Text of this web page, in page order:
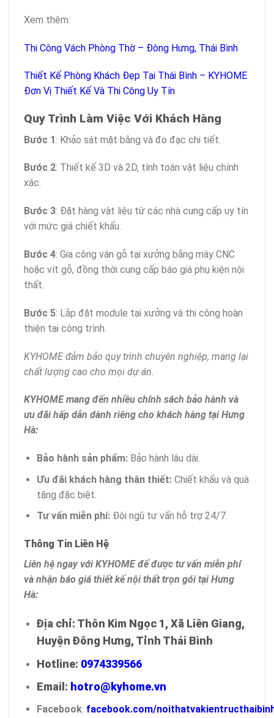
Xem thêm:
Thi Công Vách Phòng Thờ – Đông Hưng, Thái Bình
Thiết Kế Phòng Khách Đẹp Tại Thái Bình – KYHOME
Đơn Vị Thiết Kế Và Thi Công Uy Tín
Quy Trình Làm Việc Với Khách Hàng
Bước 1: Khảo sát mặt bằng và đo đạc chi tiết.
Bước 2: Thiết kế 3D và 2D, tính toán vật liệu chính
xác.
Bước 3: Đặt hàng vật liệu từ các nhà cung cấp uy tín
với mức giá chiết khấu.
Bước 4: Gia công ván gỗ tại xưởng bằng máy CNC
hoặc vít gỗ, đồng thời cung cấp báo giá phụ kiện nội
thất.
Bước 5: Lắp đặt module tại xưởng và thi công hoàn
thiện tại công trình.
KYHOME đảm bảo quy trình chuyên nghiệp, mang lại
chất lượng cao cho mọi dự án.
KYHOME mang đến nhiều chính sách bảo hành và
ưu đãi hấp dẫn dành riêng cho khách hàng tại Hưng
Hà:
Bảo hành sản phẩm:Bảo hành lâu dài.
Ưu đãi khách hàng thân thiết:Chiết khấu và quà
tặng đặc biệt.
Tư vấn miễn phí:Đội ngũ tư vấn hỗ trợ 24/7.
Thông Tin Liên Hệ
Liên hệ ngay với KYHOME để được tư vấn miễn phí
và nhận báo giá thiết kế nội thất trọn gói tại Hưng
Hà:
Địa chỉ: Thôn Kim Ngọc 1, Xã Liên Giang,
Huyện Đông Hưng, Tỉnh Thái Bình
Hotline: 0974339566
Email: hotro@kyhome.vn
Facebook: facebook.com/